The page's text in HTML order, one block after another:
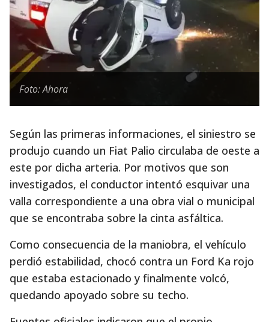
Foto: Ahora
Según las primeras informaciones, el siniestro se
produjo cuando un Fiat Palio circulaba de oeste a
este por dicha arteria. Por motivos que son
investigados, el conductor intentó esquivar una
valla correspondiente a una obra vial o municipal
que se encontraba sobre la cinta asfáltica.
Como consecuencia de la maniobra, el vehículo
perdió estabilidad, chocó contra un Ford Ka rojo
que estaba estacionado y finalmente volcó,
quedando apoyado sobre su techo.